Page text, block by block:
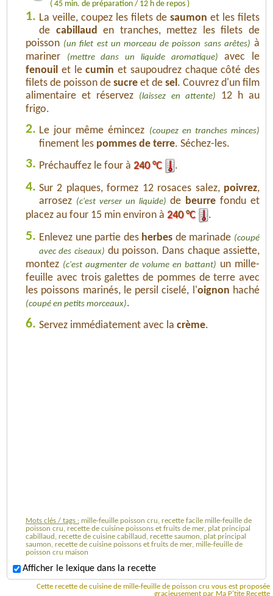
( 45 min. de préparation / 12 h de repos )
1. La veille, coupez les filets de saumon et les filets
de cabillaud
en tranches, mettez les filets de
poisson (un filet est un morceau de poisson sans arêtes) à
mariner
(mettre dans un liquide aromatique)
avec le
fenouil et lecumin et saupoudrez chaque côté des
filets de poisson de sucre et de sel . Couvrez d'un film
alimentaire et réservez
(laissez en attente)
12 h au
frigo.
2. Le jour même émincez (coupez en tranches minces)
finement les pommes de terre. Séchez-les.
3. Préchauffez le four à 240 °C .
4. Sur 2 plaques, formez 12 rosaces salez, poivrez,
arrosez (c'est verser un liquide) de beurre fondu et
placez au four 15 min environ à 240 °C .
5. Enlevez une partie des herbes de marinade (coupé
avec des ciseaux) du poisson. Dans chaque assiette,
montez (c'est augmenter de volume en battant) un mille-
feuille avec trois galettes de pommes de terre avec
les poissons marinés, le persil ciselé, l'oignon haché
(coupé en petits morceaux).
6. Servez immédiatement avec la crème.
Mots clés / tags : mille-feuille poisson cru, recette facile mille-feuille de
poisson cru, recette de cuisine poissons et fruits de mer, plat principal
cabillaud, recette de cuisine cabillaud, recette saumon, plat principal
saumon, recette de cuisine poissons et fruits de mer, mille-feuille de
poisson cru maison
Afficher le lexique dans la recette
Cette recette de cuisine de mille-feuille de poisson cru vous est proposée
gracieusement par Ma P'tite Recette